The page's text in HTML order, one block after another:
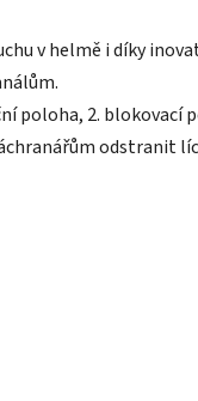
v helmě i díky
poloha, 2. blokovací
odstranit